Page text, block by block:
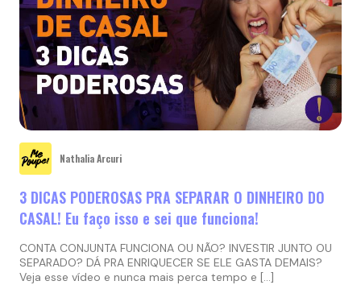
Nathalia Arcuri
3 DICAS PODEROSAS PRA SEPARAR O DINHEIRO DO
CASAL! Eu faço isso e sei que funciona!
CONTA CONJUNTA FUNCIONA OU NÃO? INVESTIR JUNTO OU
SEPARADO? DÁ PRA ENRIQUECER SE ELE GASTA DEMAIS?
Veja esse vídeo e nunca mais perca tempo e […]